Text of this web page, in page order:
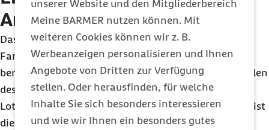
unserer Website und den Mitgliederbereich
Meine BARMER nutzen können. Mit
weiteren Cookies können wir z. B.
Werbeanzeigen personalisieren und Ihnen
Angebote von Dritten zur Verfügung
stellen. Oder herausfinden, für welche
Inhalte Sie sich besonders interessieren
und wie wir Ihnen ein besonders gutes
Angebots geplant
Das Beratungsangebot kommt bei den betreuten
Familien sehr gut an. Laut einer Befragung sind alle
bereit, die Barmer weiterzuempfehlen. In Zukunft sollen
deshalb weitere Versicherte von den
Lotsenprogrammen profitieren. Als nächster Schritt ist
die Entwicklung eines Angebots für Männer mit